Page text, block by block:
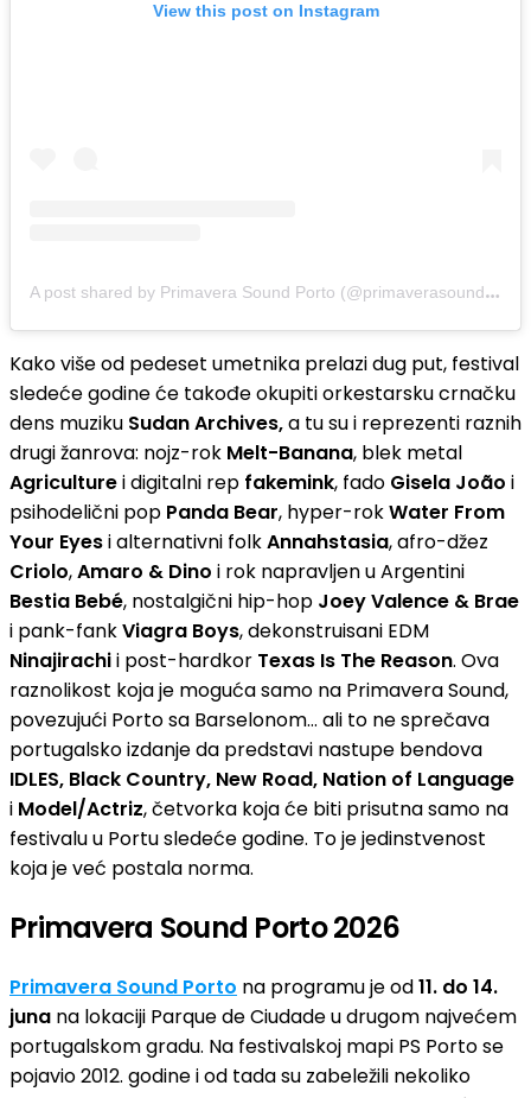
View this post on Instagram
A
post shared by Primavera Sound Porto (@primaverasound_porto)
Kako više od pedeset umetnika prelazi dug put, festival
sledeće godine će takođe okupiti orkestarsku crnačku
dens muziku Sudan Archives,a tu su i reprezenti raznih
drugi žanrova: nojz-rok Melt-Banana, blek metal
Agriculturei digitalni rep fakemink, fado Gisela João i
psihodelični pop Panda Bear, hyper-rokWater From
Your Eyesi alternativni folkAnnahstasia, afro-džez
Criolo,Amaro & Dino i rok napravljen u Argentini
Bestia Bebé, nostalgični hip-hop Joey Valence & Brae
i pank-fankViagra Boys, dekonstruisani EDM
Ninajirachii post-hardkor Texas Is The Reason. Ova
raznolikost koja je moguća samo na Primavera Sound,
povezujući Porto sa Barselonom… ali to ne sprečava
portugalsko izdanje da predstavi nastupe bendova
IDLES, Black Country, New Road, Nation of Language
i Model/Actriz, četvorka koja će biti prisutna samo na
festivalu u Portu sledeće godine. To je jedinstvenost
koja je već postala norma.
Primavera Sound Porto 2026
Primavera Sound Porto na programu je od11. do 14.
juna na lokaciji Parque de Ciudade u drugom najvećem
portugalskom gradu. Na festivalskoj mapi PS Porto se
pojavio 2012. godine i od tada su zabeležili nekoliko